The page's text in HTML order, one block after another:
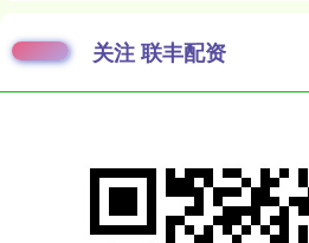
关注 联丰配资